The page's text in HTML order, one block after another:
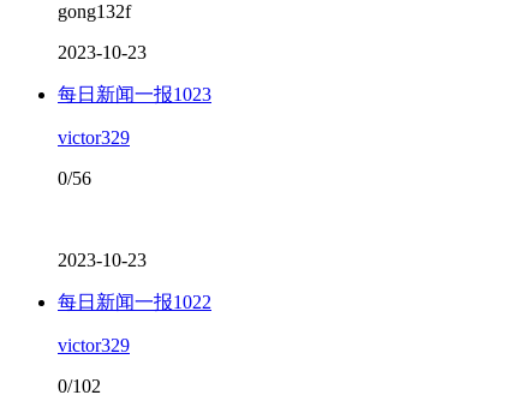
gong132f
2023-10-23
每日新闻一报1023
victor329
0/56
2023-10-23
每日新闻一报1022
victor329
0/102